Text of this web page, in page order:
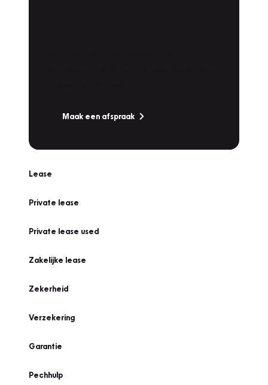
Maak een afspraak
Lease
Private lease
Private lease used
Zakelijke lease
Zekerheid
Verzekering
Garantie
Pechhulp